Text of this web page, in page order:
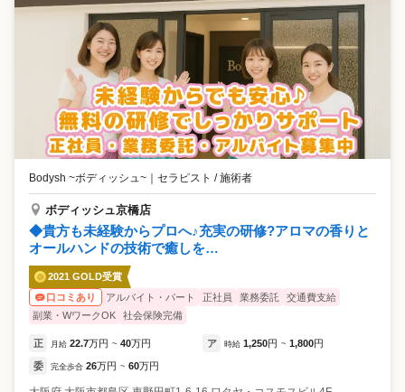
Bodysh ~ボディッシュ~ セラピスト / 施術者
ボディッシュ京橋店
◆貴方も未経験からプロへ♪充実の研修?アロマの香りと
オールハンドの技術で癒しを…
2021 GOLD受賞
口コミあり
アルバイト・パート 正社員 業務委託
交通費支給
副業・WワークOK
社会保険完備
正 月給 22.7万円 ~ 40万円 ア 時給 1,250円 ~ 1,800円
委 完全歩合 26万円 ~ 60万円